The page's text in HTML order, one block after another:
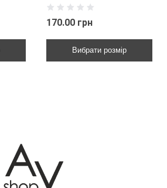
170.00 грн
Вибрати розмір